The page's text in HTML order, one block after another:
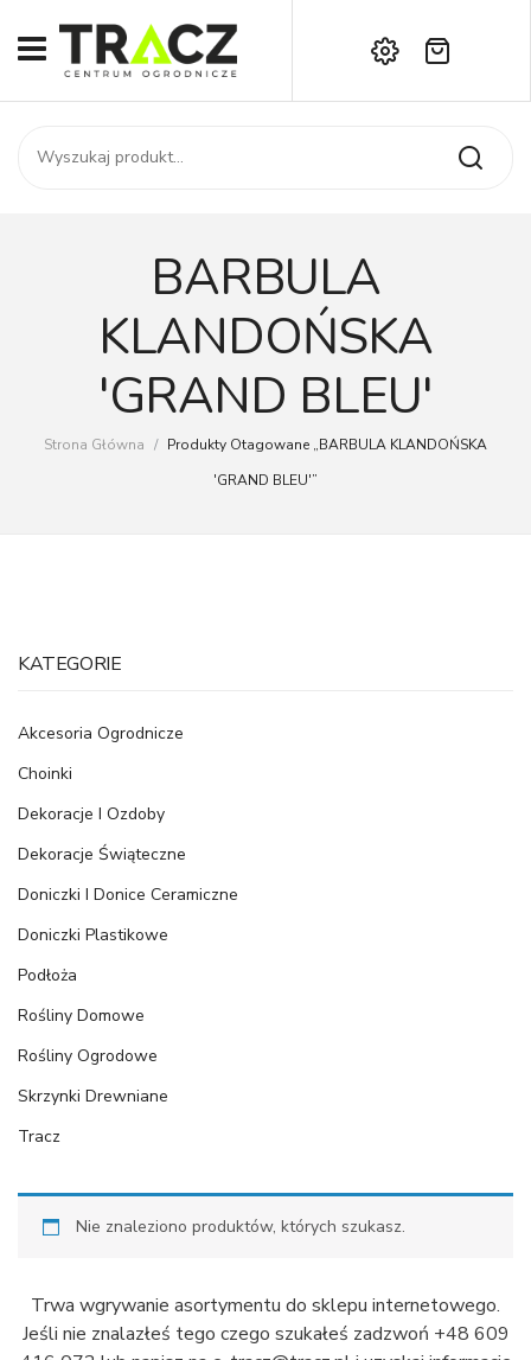
START
SKLEP
Kontakt
Brak produktów w koszyku.
BARBULA
KLANDOŃSKA
'GRAND BLEU'
Strona Główna / Produkty Otagowane „BARBULA KLANDOŃSKA
'GRAND BLEU'”
KATEGORIE
Akcesoria Ogrodnicze
Choinki
Dekoracje I Ozdoby
Dekoracje Świąteczne
Doniczki I Donice Ceramiczne
Doniczki Plastikowe
Podłoża
Rośliny Domowe
Rośliny Ogrodowe
Skrzynki Drewniane
Tracz
Nie znaleziono produktów, których szukasz.
Trwa wgrywanie asortymentu do sklepu internetowego.
Jeśli nie znalazłeś tego czego szukałeś zadzwoń +48 609